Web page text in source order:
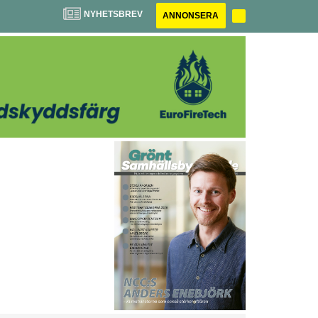
NYHETSBREV ANNONSERA